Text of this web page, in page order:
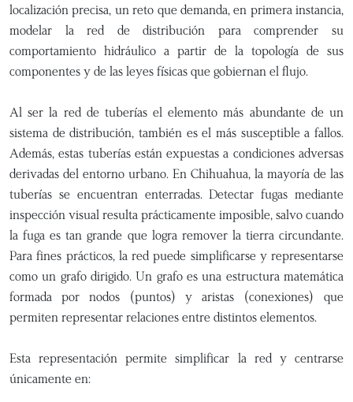
localización precisa, un reto que demanda, en primera instancia,
modelar la red de distribución para comprender su
comportamiento hidráulico a partir de la topología de sus
componentes y de las leyes físicas que gobiernan el flujo.
Al ser la red de tuberías el elemento más abundante de un
sistema de distribución, también es el más susceptible a fallos.
Además, estas tuberías están expuestas a condiciones adversas
derivadas del entorno urbano. En Chihuahua, la mayoría de las
tuberías se encuentran enterradas. Detectar fugas mediante
inspección visual resulta prácticamente imposible, salvo cuando
la fuga es tan grande que logra remover la tierra circundante.
Para fines prácticos, la red puede simplificarse y representarse
como un grafo dirigido. Un grafo es una estructura matemática
formada por nodos (puntos) y aristas (conexiones) que
permiten representar relaciones entre distintos elementos.
Esta representación permite simplificar la red y centrarse
únicamente en: